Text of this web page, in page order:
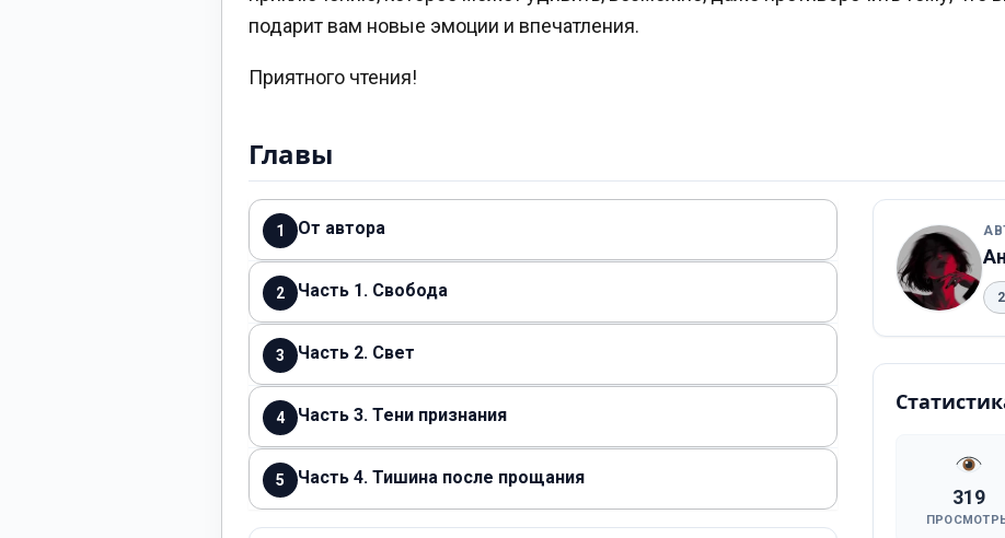
подарит вам новые эмоции и впечатления.
Приятного чтения!
Главы
1 От автора
2 Часть 1. Свобода
3 Часть 2. Свет
4 Часть 3. Тени признания
5 Часть 4. Тишина после прощания
319